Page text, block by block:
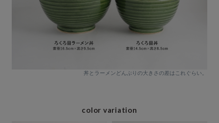
丼とラーメンどんぶりの大きさの差はこれぐらい。
color variation